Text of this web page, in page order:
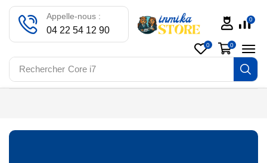
Rechercher Core i7
Appelle-nous :
04 22 54 12 90
0
0 0